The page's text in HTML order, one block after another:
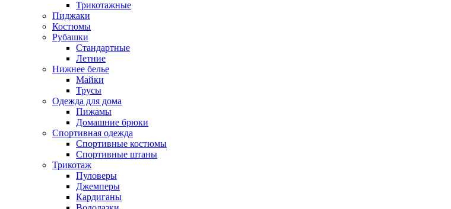
Трикотажные
Пиджаки
Костюмы
Рубашки
Стандартные
Летние
Нижнее белье
Майки
Трусы
Одежда для дома
Пижамы
Домашние брюки
Спортивная одежда
Спортивные костюмы
Спортивные штаны
Трикотаж
Пуловеры
Джемперы
Кардиганы